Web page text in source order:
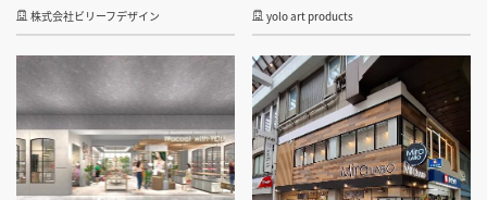
株式会社ビリーフデザイン yolo art products